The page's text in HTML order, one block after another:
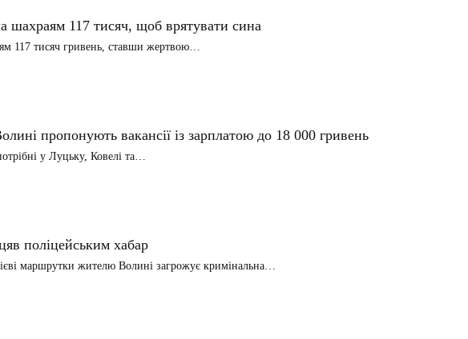
шахраям 117 тисяч, щоб врятувати сина
117 тисяч гривень, ставши жертвою…
пропонують вакансії із зарплатою до 18 000 гривень
у Луцьку, Ковелі та…
поліцейським хабар
маршрутки жителю Волині загрожує кримінальна…